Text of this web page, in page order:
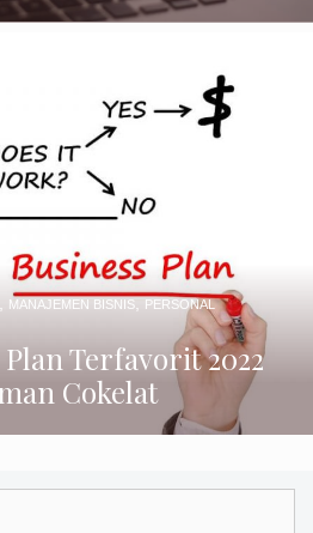
Terfavorit 2022
Cokelat
MANAJEMEN BISNIS,PERSONAL